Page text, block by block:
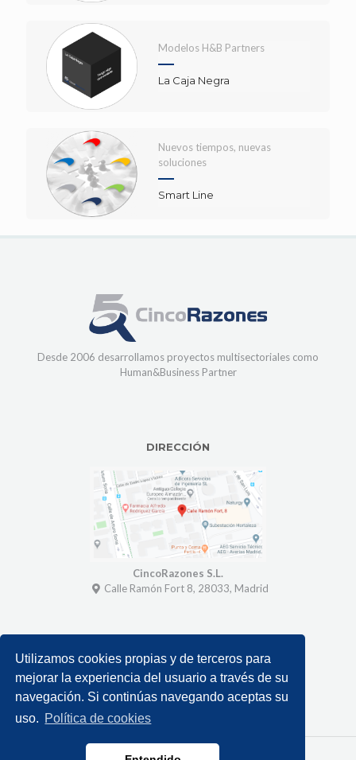
Utilizamos cookies propias y de terceros para
mejorar la experiencia del usuario a través de su
navegación. Si continúas navegando aceptas su
uso. Política de cookies
Modelos H&B Partners
La Caja Negra
Nuevos tiempos, nuevas
soluciones
Smart Line
Desde 2006 desarrollamos proyectos multisectoriales como
Human&Business Partner
DIRECCIÓN
CincoRazones S.L.
Calle Ramón Fort 8, 28033, Madrid
SOBRE NOSOTROS
Contacto
Política de privacidad